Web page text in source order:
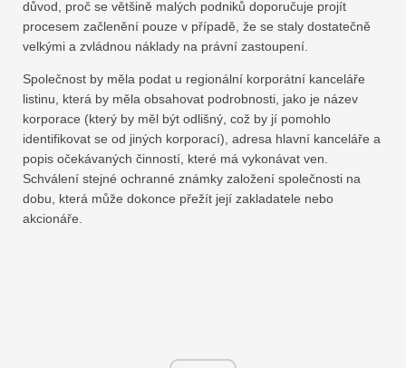
důvod, proč se většině malých podniků doporučuje projít
procesem začlenění pouze v případě, že se staly dostatečně
velkými a zvládnou náklady na právní zastoupení.
Společnost by měla podat u regionální korporátní kanceláře
listinu, která by měla obsahovat podrobnosti, jako je název
korporace (který by měl být odlišný, což by jí pomohlo
identifikovat se od jiných korporací), adresa hlavní kanceláře a
popis očekávaných činností, které má vykonávat ven.
Schválení stejné ochranné známky založení společnosti na
dobu, která může dokonce přežít její zakladatele nebo
akcionáře.